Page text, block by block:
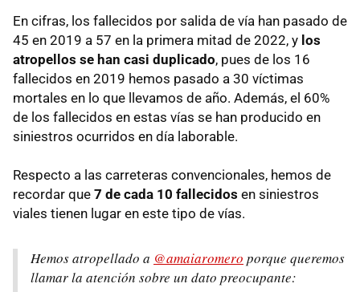
En cifras, los fallecidos por salida de vía han pasado de
45 en 2019 a 57 en la primera mitad de 2022, y los
atropellos se han casi duplicado, pues de los 16
fallecidos en 2019 hemos pasado a 30 víctimas
mortales en lo que llevamos de año. Además, el 60%
de los fallecidos en estas vías se han producido en
siniestros ocurridos en día laborable.
Respecto a las carreteras convencionales, hemos de
recordar que 7 de cada 10 fallecidos en siniestros
viales tienen lugar en este tipo de vías.
Hemos atropellado a @amaiaromero porque queremos
llamar la atención sobre un dato preocupante: